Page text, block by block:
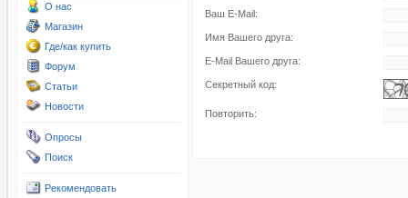
О нас
Магазин
Где/как купить
Форум
Статьи
Новости
Опросы
Поиск
Рекомендовать
Ваш E-Mail:
Имя Вашего друга:
E-Mail Вашего друга:
Секретный код:
Повторить: